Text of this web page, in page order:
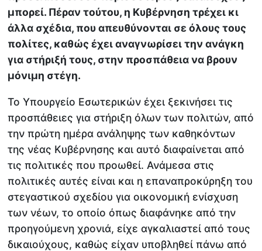
μπορεί. Πέραν τούτου, η Κυβέρνηση τρέχει κι
άλλα σχέδια, που απευθύνονται σε όλους τους
πολίτες, καθώς έχει αναγνωρίσει την ανάγκη
για στήριξή τους, στην προσπάθεια να βρουν
μόνιμη στέγη.
Το Υπουργείο Εσωτερικών έχει ξεκινήσει τις
προσπάθειες για στήριξη όλων των πολιτών, από
την πρώτη ημέρα ανάληψης των καθηκόντων
της νέας Κυβέρνησης και αυτό διαφαίνεται από
τις πολιτικές που προωθεί. Ανάμεσα στις
πολιτικές αυτές είναι και η επαναπροκύρηξη του
στεγαστικού σχεδίου για οικονομική ενίσχυση
των νέων, το οποίο όπως διαφάνηκε από την
προηγούμενη χρονιά, είχε αγκαλιαστεί από τους
δικαιούχους, καθώς είχαν υποβληθεί πάνω από